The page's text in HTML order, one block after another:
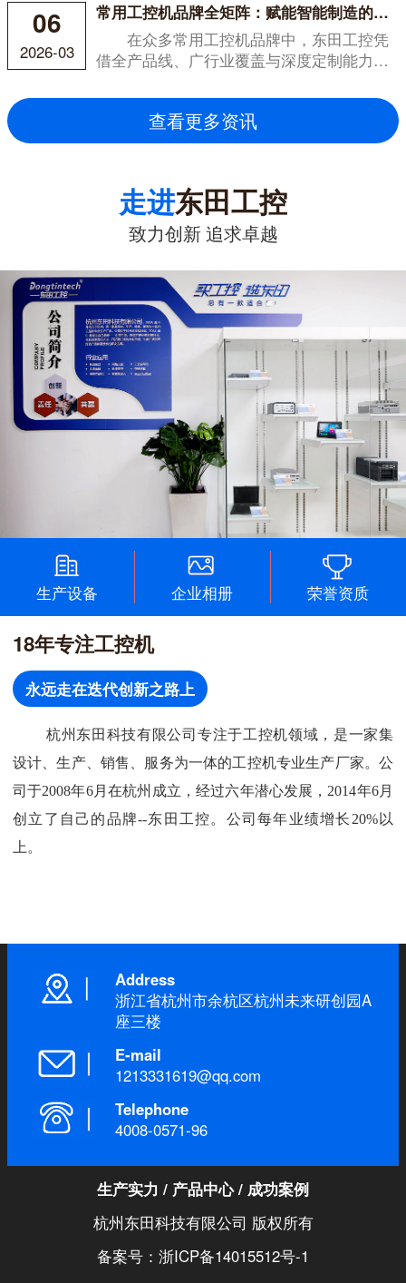
06
2026-03
常用工控机品牌全矩阵：赋能智能制造的硬核之选
在众多常用工控机品牌中，东田工控凭
借全产品线、广行业覆盖与深度定制能力，
查看更多资讯
走进东田工控
致力创新 追求卓越
生产设备 企业相册 荣誉资质
18年专注工控机
永远走在迭代创新之路上
杭州东田科技有限公司专注于工控机领域，是一家集
设计、生产、销售、服务为一体的工控机专业生产厂家。公
司于2008年6月在杭州成立，经过六年潜心发展，2014年6月
创立了自己的品牌--东田工控。公司每年业绩增长20%以
上。
Address
浙江省杭州市余杭区杭州未来研创园A
座三楼
E-mail
1213331619@qq.com
Telephone
4008-0571-96
生产实力 / 产品中心/ 成功案例
杭州东田科技有限公司 版权所有
备案号：浙ICP备14015512号-1